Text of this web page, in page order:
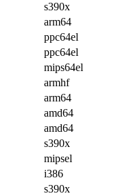
s390x
arm64
ppc64el
ppc64el
mips64el
armhf
arm64
amd64
amd64
s390x
mipsel
i386
s390x